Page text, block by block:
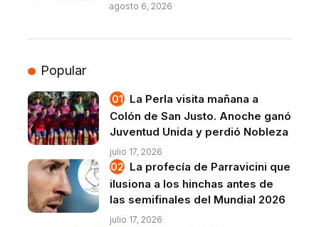
agosto 6, 2026
Popular
La Perla visita mañana a
Colón de San Justo. Anoche ganó
Juventud Unida y perdió Nobleza
julio 17, 2026
La profecía de Parravicini que
ilusiona a los hinchas antes de
las semifinales del Mundial 2026
julio 17, 2026